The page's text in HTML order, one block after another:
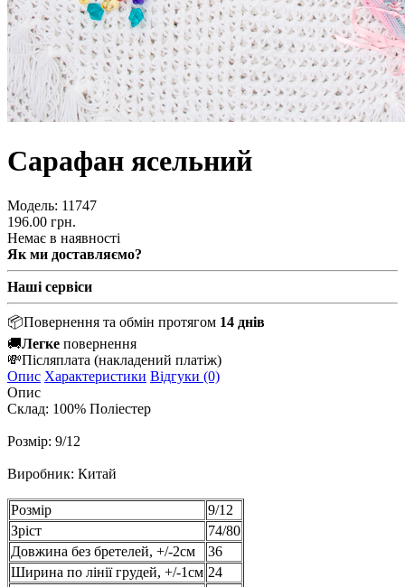
Сарафан ясельний
Модель: 11747
196.00 грн.
Немає в наявності
Як ми доставляємо?
Наші сервіси
📦Повернення та обмін протягом 14 днів
🚚Легке повернення
💸Післяплата (накладений платіж)
Опис Характеристики Відгуки (0)
Опис
Склад: 100% Поліестер
Розмір: 9/12
Виробник: Китай
Розмір
9/12
Зріст
74/80
Довжина без бретелей, +/-2см
36
Ширина по лінії грудей, +/-1см 24